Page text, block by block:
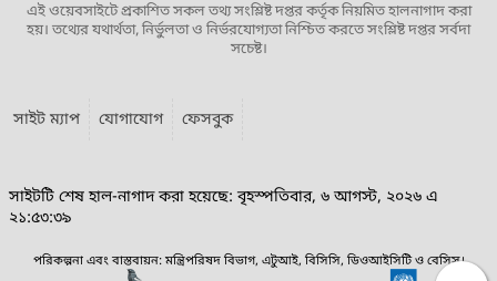
এই ওয়েবসাইটে প্রকাশিত সকল তথ্য সংশ্লিষ্ট দপ্তর কর্তৃক নিয়মিত হালনাগাদ করা
হয়। তথ্যের যথার্থতা, নির্ভুলতা ও নির্ভরযোগ্যতা নিশ্চিত করতে সংশ্লিষ্ট দপ্তর সর্বদা
সচেষ্ট।
সাইট ম্যাপ যোগাযোগ ফেসবুক
সাইটটি শেষ হাল-নাগাদ করা হয়েছে: বৃহস্পতিবার, ৬ আগস্ট, ২০২৬ এ
২১:৫৩:৩৯
পরিকল্পনা এবং বাস্তবায়ন: মন্ত্রিপরিষদ বিভাগ, এটুআই, বিসিসি, ডিওআইসিটি ও বেসিস।